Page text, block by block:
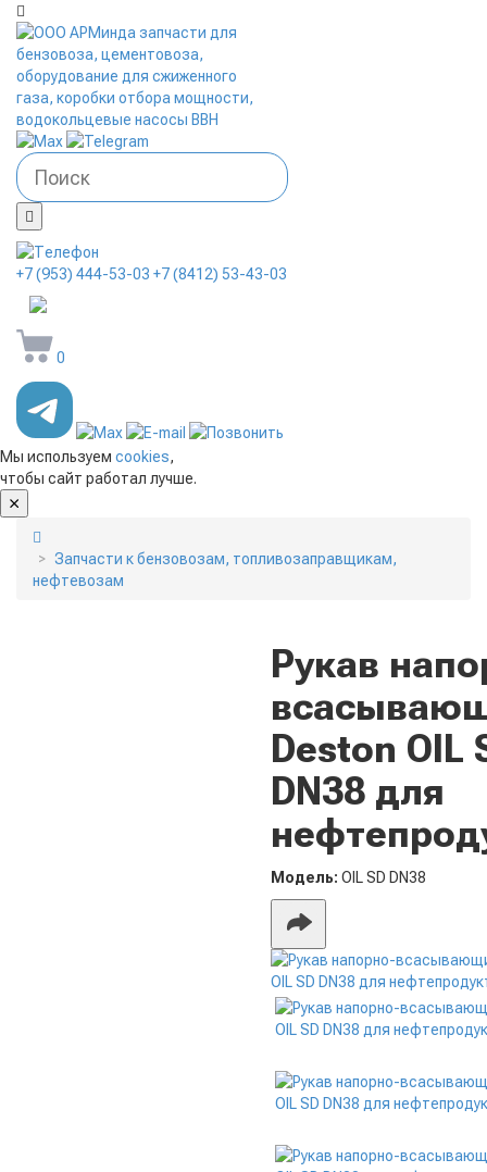
+7 (953) 444-53-03 +7 (8412) 53-43-03
0
Мы используем cookies,
чтобы сайт работал лучше.
Запчасти к бензовозам, топливозаправщикам,
нефтевозам
Рукав
Deston OIL
DN38 для
Модель: OIL SD DN38